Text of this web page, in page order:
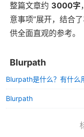
整篇文章约 3000字
意事项”展开，结合
供全面直观的参考。
Blurpath
Blurpath